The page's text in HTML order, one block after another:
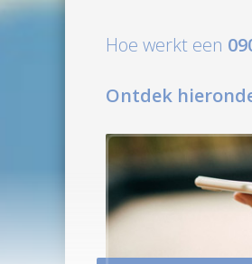
Hoe werkt een
Ontdek